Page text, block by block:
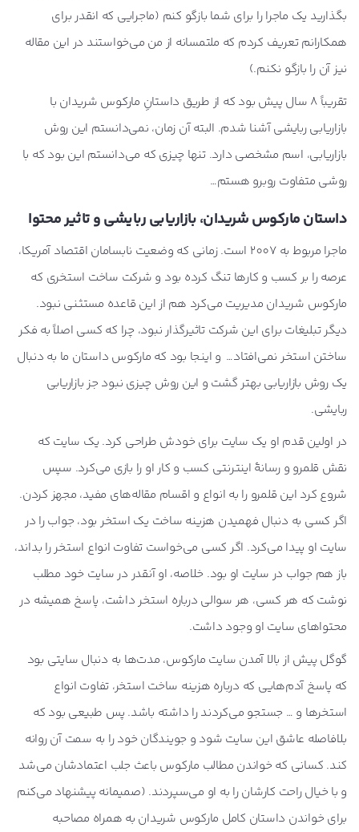
بگذارید یک ماجرا را برای شما بازگو کنم (ماجرایی که انقدر برای
همکارانم تعریف کردم که ملتمسانه از من می‌خواستند در این مقاله
نیز آن را بازگو نکنم.)
تقریباً 8 سال پیش بود که از طریق داستانِ مارکوس شریدان با
بازاریابی ربایشی آشنا شدم. البته آن زمان، نمی‌دانستم این روش
بازاریابی، اسم مشخصی دارد. تنها چیزی که می‌دانستم این بود که با
روشی متفاوت روبرو هستم…
داستان مارکوس شریدان، بازاریابی ربایشی و تاثیر محتوا
ماجرا مربوط به 2007 است. زمانی که وضعیت نابسامان اقتصاد آمریکا،
عرصه را بر کسب و کارها تنگ کرده بود و شرکت ساخت استخری که
مارکوس شریدان مدیریت می‌کرد هم از این قاعده مستثنی نبود.
دیگر تبلیغات برای این شرکت تاثیرگذار نبود، چرا که کسی اصلاً به فکر
ساختن استخر نمی‌افتاد… و اینجا بود که مارکوس داستان ما به دنبال
یک روش بازاریابی بهتر گشت و این روش چیزی نبود جز بازاریابی
ربایشی.
در اولین قدم او یک سایت برای خودش طراحی کرد. یک سایت که
نقش قلمرو و رسانۀ اینترنتی کسب و کار او را بازی می‌کرد. سپس
شروع کرد این قلمرو را به انواع و اقسام مقاله‌های مفید، مجهز کردن.
اگر کسی به دنبال فهمیدن هزینه ساخت یک استخر بود، جواب را در
سایت او پیدا می‌کرد. اگر کسی می‌خواست تفاوت انواع استخر را بداند،
باز هم جواب در سایت او بود. خلاصه، او آنقدر در سایت خود مطلب
نوشت که هر کسی، هر سوالی درباره استخر داشت، پاسخ همیشه در
محتواهای سایت او وجود داشت.
گوگل پیش از بالا آمدن سایت مارکوس، مدت‌ها به دنبال سایتی بود
که پاسخ آدم‌هایی که درباره هزینه ساخت استخر، تفاوت انواع
استخرها و … جستجو می‌کردند را داشته باشد. پس طبیعی بود که
بلافاصله عاشق این سایت شود و جویندگان خود را به سمت آن روانه
کند. کسانی که خواندن مطالب مارکوس باعث جلب اعتمادشان می‌شد
و با خیال راحت کارشان را به او می‌سپردند. (صمیمانه پیشنهاد می‌کنم
برای خواندن داستان کامل مارکوس شریدان به همراه مصاحبه